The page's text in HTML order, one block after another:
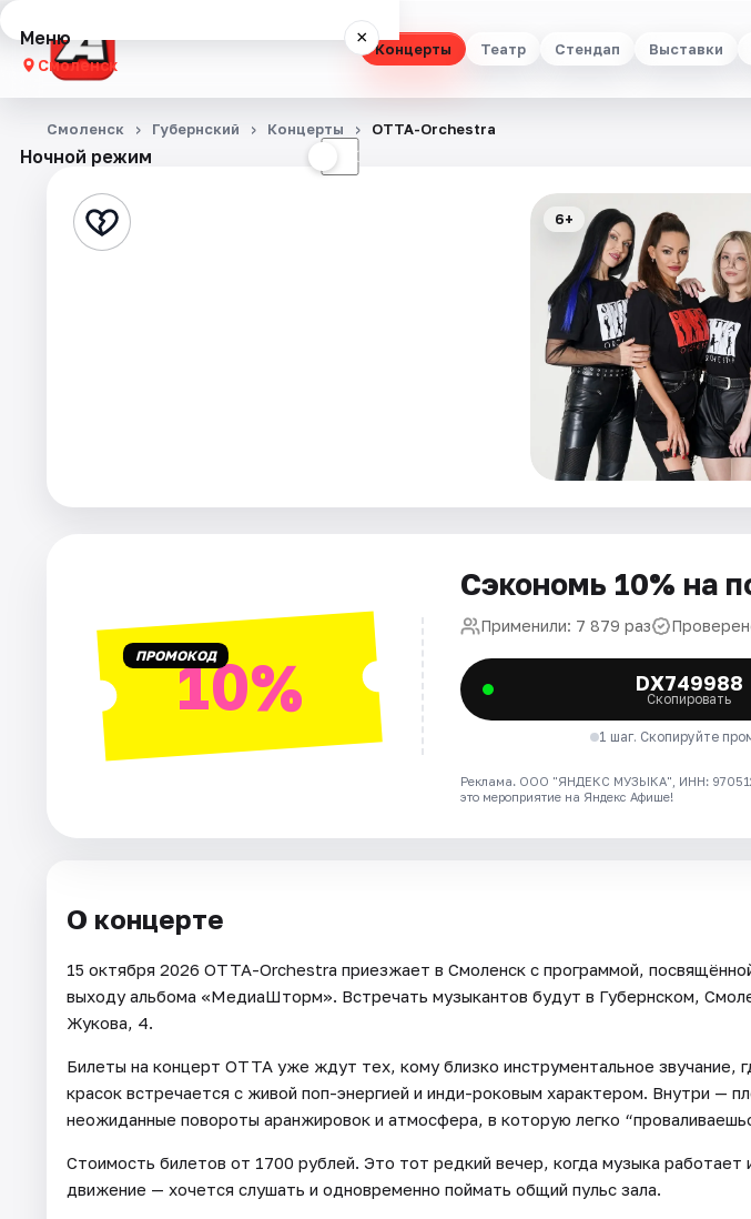
Концерты Театр Стендап Выставки
Меню ×
Смоленск
Концерты
Стендап
Города
Рейтинги
Ночной режим ☾
Смоленск Губернский Концерты ОТТА-Orchestra
6+
ПРОМОКОД10%
Сэкономь 10% на
Применили: 7 879 раз
DX749988
Скопировать
1 шаг. Скопируйте
Реклама. ООО "ЯНДЕКС МУЗЫКА", ИНН:
это мероприятие на Яндекс Афише!
О концерте
15 октября 2026 ОТТА-Orchestra приезжает в Смоленск с программой,
выходу альбома «МедиаШторм». Встречать музыкантов будут в Губернском,
Жукова, 4.
Билеты на концерт ОТТА уже ждут тех, кому близко инструментальное звучание,
красок встречается с живой поп-энергией и инди-роковым характером. Внутри —
неожиданные повороты аранжировок и атмосфера, в которую легко
Стоимость билетов от 1700 рублей. Это тот редкий вечер, когда музыка работает
движение — хочется слушать и одновременно поймать общий пульс зала.